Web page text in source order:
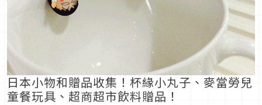
日本小物和贈品收集！杯緣小丸子、麥當勞兒
童餐玩具、超商超市飲料贈品！